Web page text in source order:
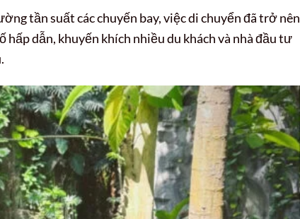
tần suất các chuyến bay, việc di chuyển đã trở nên
hấp dẫn, khuyến khích nhiều du khách và nhà đầu tư